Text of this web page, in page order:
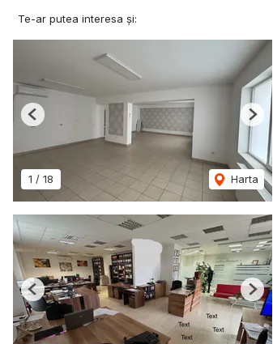
Te-ar putea interesa și:
1 / 18 Harta
Previous Next
Previous Next